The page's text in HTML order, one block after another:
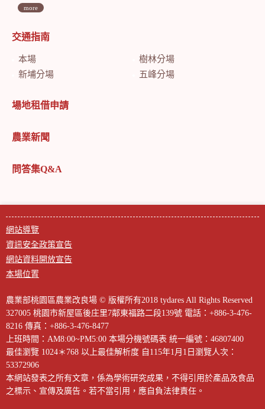
more
交通指南
本場
樹林分場
新埔分場
五峰分場
場地租借申請
農業新聞
問答集Q&A
網站導覽
資訊安全政策宣告
網站資料開放宣告
本場位置
農業部桃園區農業改良場 © 版權所有2018 tydares All Rights Reserved
327005 桃園市新屋區後庄里7鄰東福路二段139號 電話：+886-3-476-
8216 傳真：+886-3-476-8477
上班時間：AM8:00~PM5:00 本場分機號碼表 統一編號：46807400
最佳瀏覽 1024＊768 以上最佳解析度 自115年1月1日瀏覽人次：
53372906
本網站發表之所有文章，係為學術研究成果，不得引用於產品及食品
之標示、宣傳及廣告。若不當引用，應自負法律責任。